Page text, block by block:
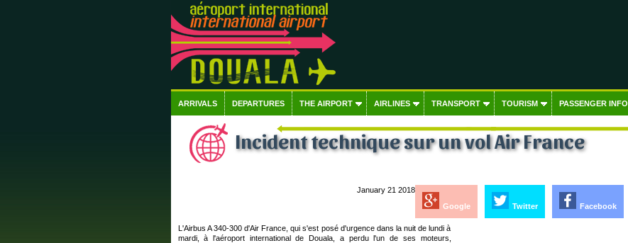
ARRIVALS DEPARTURES THE AIRPORT AIRLINES TRANSPORT TOURISM PASSENGER INFO
Incident technique sur un vol Air France
Facebook
Twitter
Google
January 21 2018
L'Airbus A 340-300 d'Air France, qui s'est posé d'urgence dans la nuit de lundi à
mardi, à l'aéroport international de Douala, a perdu l'un de ses moteurs,